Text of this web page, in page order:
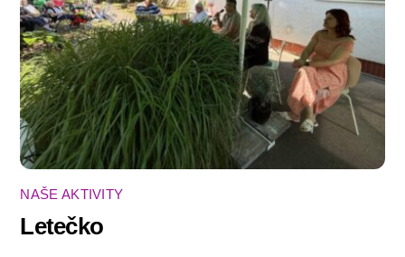
NAŠE AKTIVITY
Letečko